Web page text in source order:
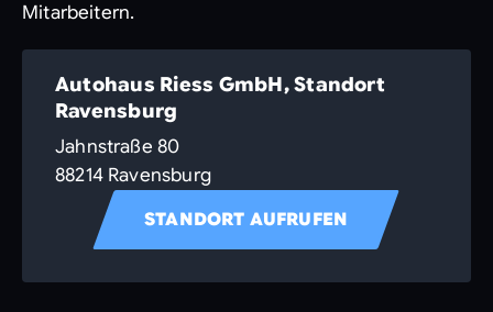
Mitarbeitern.
Autohaus Riess GmbH, Standort
Ravensburg
Jahnstraße 80
88214 Ravensburg
STANDORT AUFRUFEN